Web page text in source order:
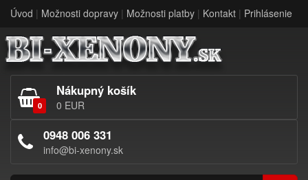
Úvod | Možnosti dopravy | Možnosti platby | Kontakt | Prihlásenie
0
Nákupný košík
0 EUR
0948 006 331
info@bi-xenony.sk